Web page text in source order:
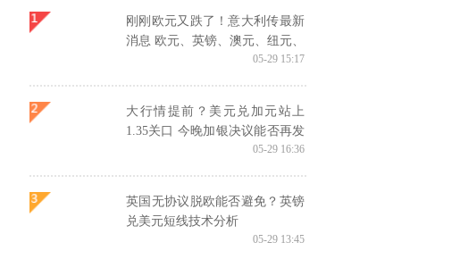
刚刚欧元又跌了！意大利传最新
消息 欧元、英镑、澳元、纽元、
05-29 15:17
大行情提前？美元兑加元站上
1.35关口 今晚加银决议能否再发
05-29 16:36
英国无协议脱欧能否避免？英镑
兑美元短线技术分析
05-29 13:45